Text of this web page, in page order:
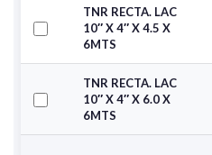
TNR RECTA. LAC
10″ X 4″ X 4.5 X
6MTS
TNR RECTA. LAC
10″ X 4″ X 6.0 X
6MTS